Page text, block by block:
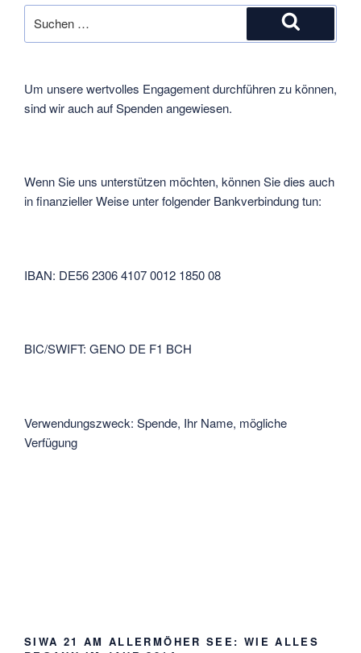
nach:
Suchen
Um unsere wertvolles Engagement durchführen zu können,
sind wir auch auf Spenden angewiesen.
Wenn Sie uns unterstützen möchten, können Sie dies auch
in finanzieller Weise unter folgender Bankverbindung tun:
IBAN: DE56 2306 4107 0012 1850 08
BIC/SWIFT: GENO DE F1 BCH
Verwendungszweck: Spende, Ihr Name, mögliche
Verfügung
SIWA 21 AM ALLERMÖHER SEE: WIE ALLES